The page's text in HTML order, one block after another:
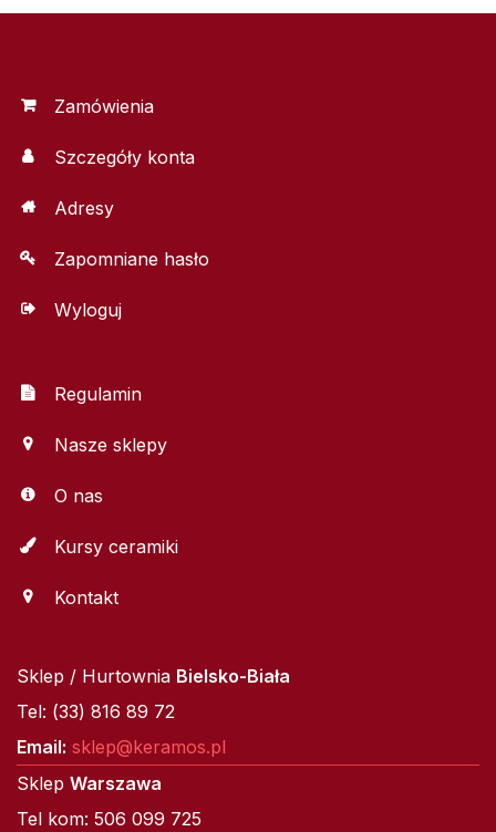
Zamówienia
Szczegóły konta
Adresy
Zapomniane hasło
Wyloguj
Regulamin
Nasze sklepy
O nas
Kursy ceramiki
Kontakt
Sklep / Hurtownia Bielsko-Biała
Tel: (33) 816 89 72
Email: sklep@keramos.pl
Sklep Warszawa
Tel kom: 506 099 725